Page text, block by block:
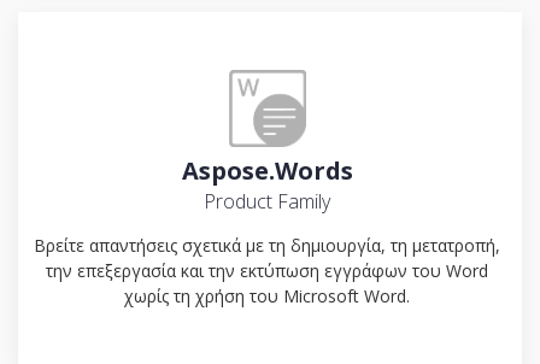
Aspose.Words
Product Family
Βρείτε απαντήσεις σχετικά με τη δημιουργία, τη μετατροπή,
την επεξεργασία και την εκτύπωση εγγράφων του Word
χωρίς τη χρήση του Microsoft Word.